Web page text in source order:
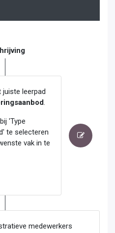
juiste leerpad
'Type
te selecteren
vak in te
medewerkers